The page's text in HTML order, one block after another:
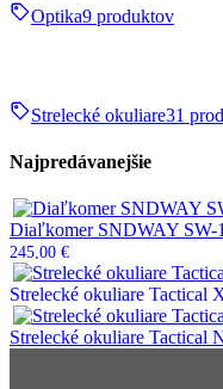
Optika9 produktov
Strelecké okuliare31
Najpredávanejšie
Diaľkomer SNDWAY SW-
245,00 €
Strelecké okuliare Tactical
Strelecké okuliare Tactical